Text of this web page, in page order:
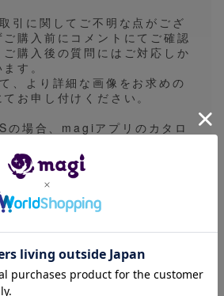
引に関してご不明な点がござ
購入前にコメントにてご確認
購入後の質問にはご対応しか
す。
、より詳細な画像をお求めの
お申し付けください。
の場合、magiアプリのカタロ
像表面の一枚の出品時は実物の
る出品や1edやアンリミなどの
なる場合があります。細かなご
とができないため予めご了承く
便、ゆうパケット、ゆうパッ
ずれかで行います。基本的には
応しておりませんので、あら